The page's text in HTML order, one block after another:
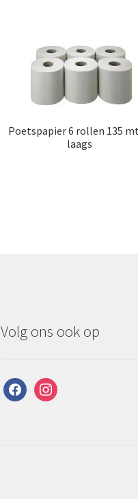
Poetspapier 6 rollen 135
laags
Volg ons ook op
facebookinstagram